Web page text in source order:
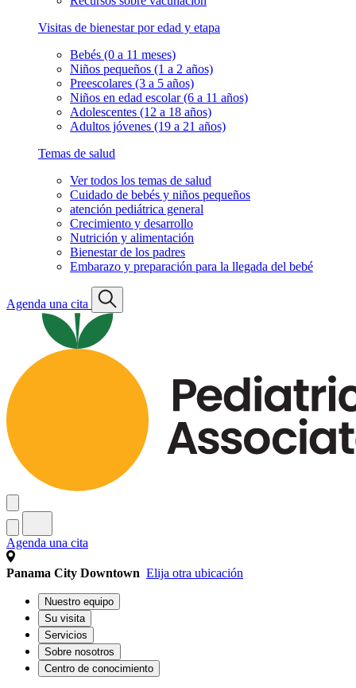
Visitas de bienestar por edad y etapa
Bebés (0 a 11 meses)
Niños pequeños (1 a 2 años)
Preescolares (3 a 5 años)
Niños en edad escolar (6 a 11 años)
Adolescentes (12 a 18 años)
Adultos jóvenes (19 a 21 años)
Temas de salud
Ver todos los temas de salud
Cuidado de bebés y niños pequeños
atención pediátrica general
Crecimiento y desarrollo
Nutrición y alimentación
Bienestar de los padres
Embarazo y preparación para la llegada del bebé
Agenda una cita
Agenda una cita
Panama City Downtown Elija otra ubicación
Nuestro equipo
Su visita
Servicios
Sobre nosotros
Centro de conocimiento